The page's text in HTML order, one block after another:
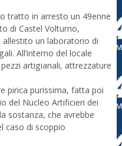
tratto in arresto un 49enne
di Castel Volturno,
allestito un laboratorio di
All’interno del locale
artigianali, attrezzature
pirica purissima, fatta poi
del Nucleo Artificieri dei
sostanza, che avrebbe
caso di scoppio